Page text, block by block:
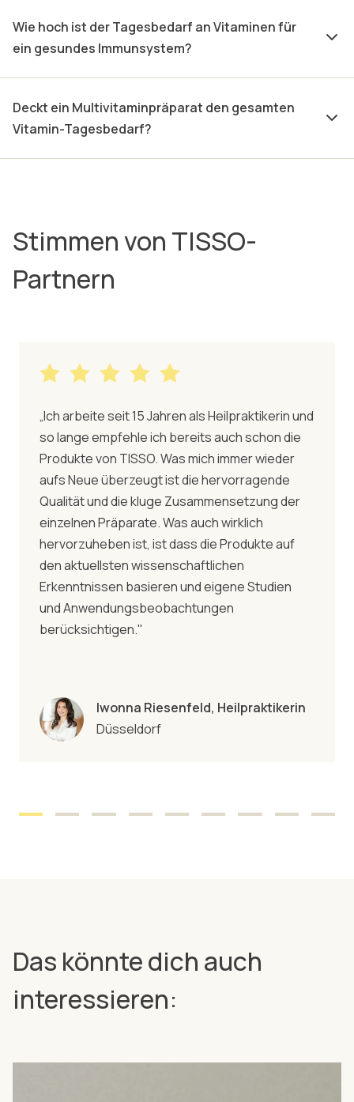
Wie hoch ist der Tagesbedarf an Vitaminen für
ein gesundes Immunsystem?
Deckt ein Multivitaminpräparat den gesamten
Vitamin-Tagesbedarf?
Stimmen von TISSO-
Partnern
„Ich arbeite seit 15 Jahren als Heilpraktikerin und
so lange empfehle ich bereits auch schon die
Produkte von TISSO. Was mich immer wieder
aufs Neue überzeugt ist die hervorragende
Qualität und die kluge Zusammensetzung der
einzelnen Präparate. Was auch wirklich
hervorzuheben ist, ist dass die Produkte auf
den aktuellsten wissenschaftlichen
Erkenntnissen basieren und eigene Studien
und Anwendungsbeobachtungen
berücksichtigen."
Iwonna Riesenfeld, Heilpraktikerin
Düsseldorf
Das könnte dich auch
interessieren: